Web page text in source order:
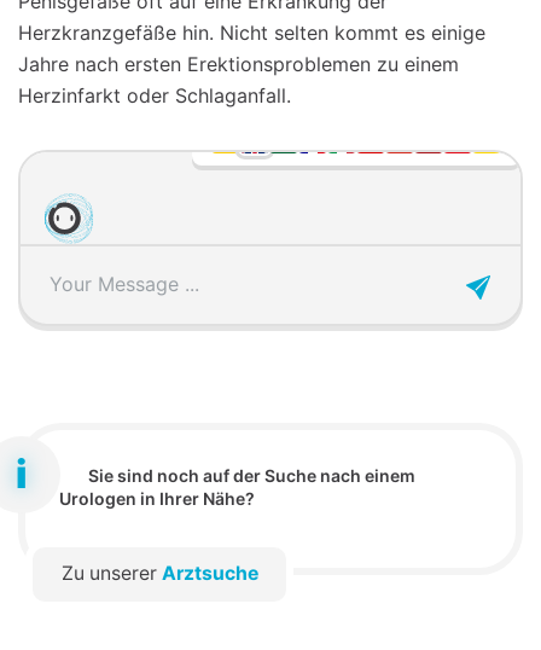
Herzkranzgefäße hin. Nicht selten kommt es einige
Jahre nach ersten Erektionsproblemen zu einem
Herzinfarkt oder Schlaganfall.
Sie sind noch auf der Suche nach einem
Urologen in Ihrer Nähe?
Zu unserer Arztsuche